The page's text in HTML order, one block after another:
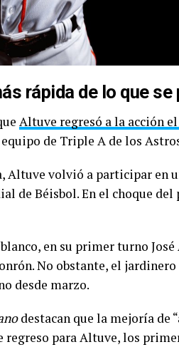
rápida de lo que se
Altuve regresó a la acción
de Triple A de los
Altuve volvió a participar en
de Béisbol. En el choque
blanco, en su primer turno
No obstante, el
desde marzo.
destacan que la mejoría de
regreso para Altuve, los